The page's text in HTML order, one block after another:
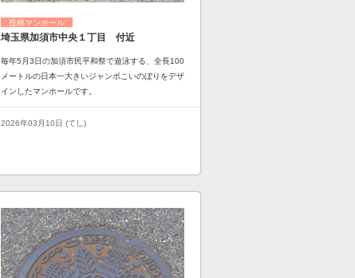
投稿マンホール
埼玉県加須市中央１丁目 付近
毎年5月3日の加須市民平和祭で遊泳する、全長100
メートルの日本一大きいジャンボこいのぼりをデザ
インしたマンホールです。
2026年03月10日 (てし)